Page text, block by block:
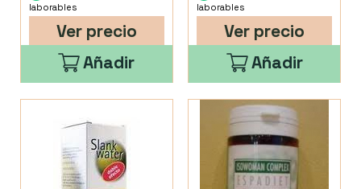
laborables
Ver precio
Añadir
laborables
Ver precio
Añadir